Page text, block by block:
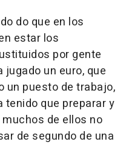
do que en los
estar los
por gente
jugado un euro, que
un puesto de trabajo,
tenido que preparar y
de ellos no
de segundo de una